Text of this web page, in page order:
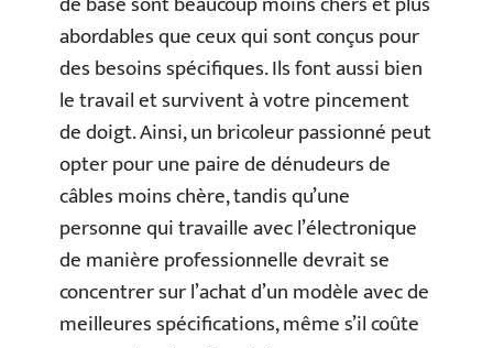
abordables que ceux qui sont conçus pour
des besoins spécifiques. Ils font aussi bien
le travail et survivent à votre pincement
de doigt. Ainsi, un bricoleur passionné peut
opter pour une paire de dénudeurs de
câbles moins chère, tandis qu’une
personne qui travaille avec l’électronique
de manière professionnelle devrait se
concentrer sur l’achat d’un modèle avec de
meilleures spécifications, même s’il coûte